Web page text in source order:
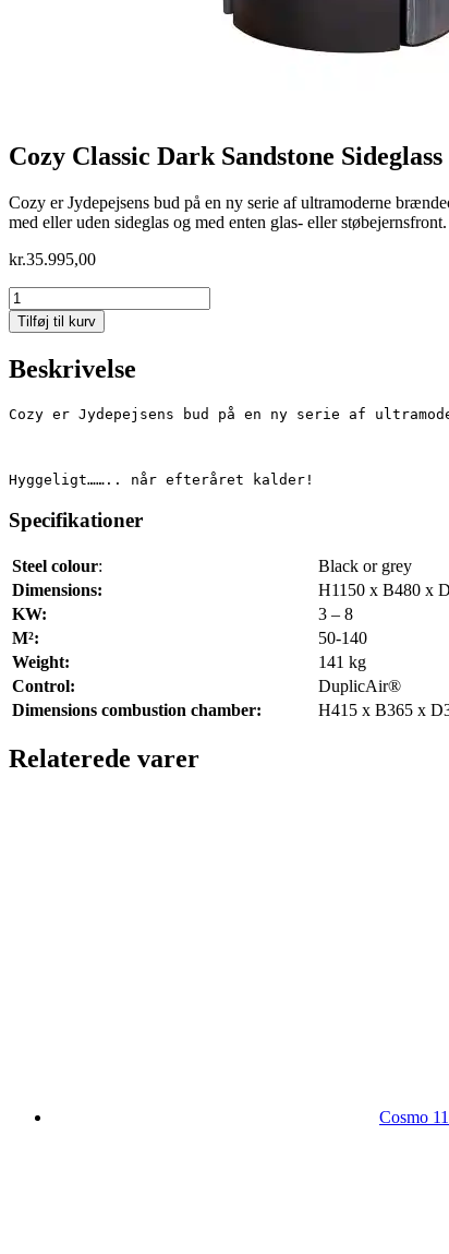
Cozy Classic Dark Sandstone Sideglass
Cozy er Jydepejsens bud på en ny serie af ultramoderne
med eller uden sideglas og med enten glas- eller støbejernsfront.
kr.35.995,00
Cozy
Classic
Dark
Sideglass
Tilføj til kurv
Beskrivelse
Cozy er Jydepejsens bud på en ny serie af
Hyggeligt…….. når efteråret kalder!
Specifikationer
Steel colour:
Black or grey
Dimensions:
H1150 x B480 x
KW:
3 – 8
M²:
50-140
Weight:
141 kg
Control:
DuplicAir®
Dimensions combustion chamber:
H415 x B365 x
Relaterede varer
Cosmo